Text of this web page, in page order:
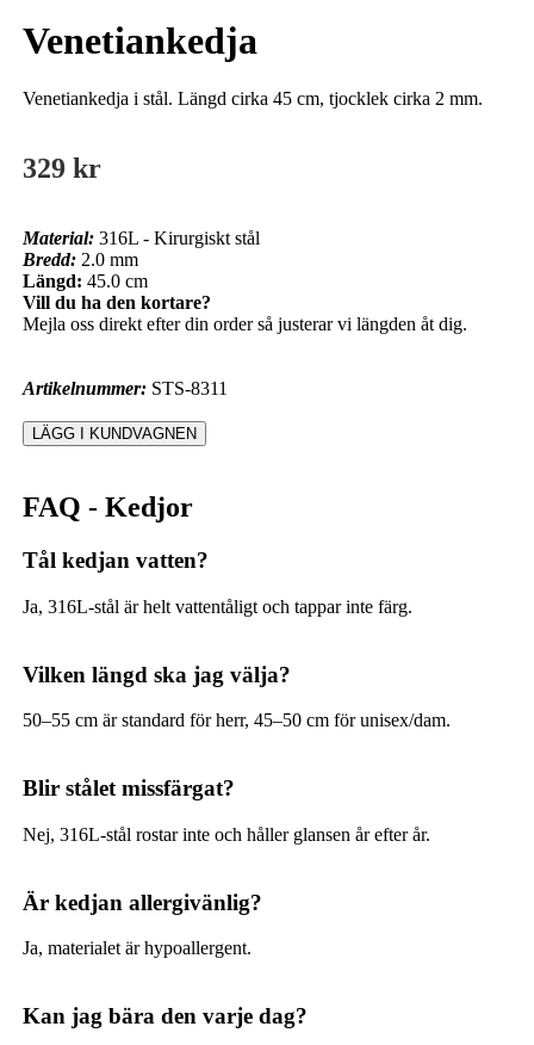
Venetiankedja
Venetiankedja i stål. Längd cirka 45 cm, tjocklek cirka 2 mm.
329 kr
Material: 316L - Kirurgiskt stål
Bredd:2.0 mm
Längd: 45.0 cm
Vill du ha den kortare?
Mejla oss direkt efter din order så justerar vi längden åt dig.
Artikelnummer: STS-8311
FAQ - Kedjor
Tål kedjan vatten?
Ja, 316L-stål är helt vattentåligt och tappar inte färg.
Vilken längd ska jag välja?
50–55 cm är standard för herr, 45–50 cm för unisex/dam.
Blir stålet missfärgat?
Nej, 316L-stål rostar inte och håller glansen år efter år.
Är kedjan allergivänlig?
Ja, materialet är hypoallergent.
Kan jag bära den varje dag?